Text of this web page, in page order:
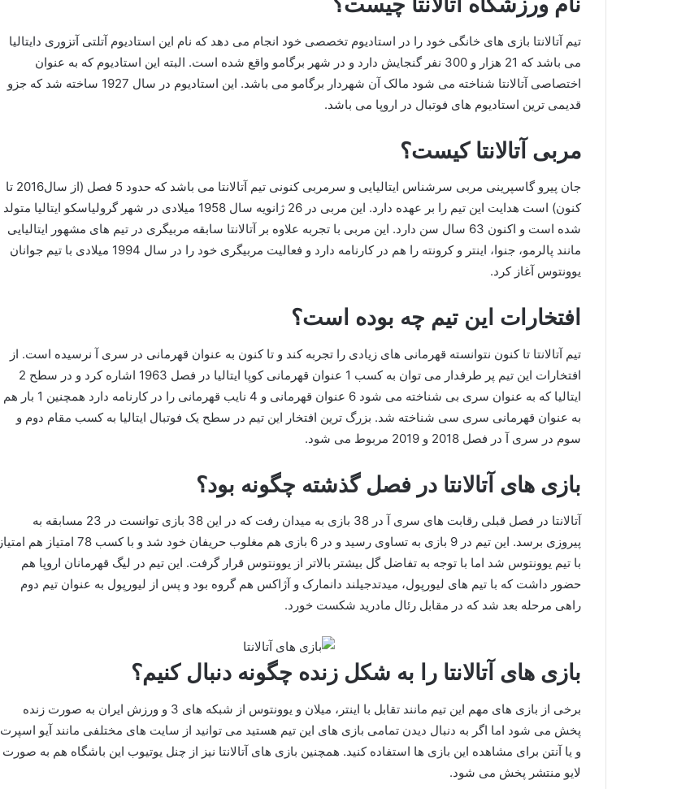
تیم آتالانتا بازی های خانگی خود را در استادیوم تخصصی خود انجام می دهد که نام این استادیوم آتلتی آتزوری دایتالیا
می باشد که 21 هزار و 300 نفر گنجایش دارد و در شهر برگامو واقع شده است. البته این استادیوم که به عنوان
اختصاصی آتالانتا شناخته می شود مالک آن شهردار برگامو می باشد. این استادیوم در سال 1927 ساخته شد که جزو
قدیمی ترین استادیوم های فوتبال در اروپا می باشد.
مربی آتالانتا کیست؟
جان پیرو گاسپرینی مربی سرشناس ایتالیایی و سرمربی کنونی تیم آتالانتا می باشد که حدود 5 فصل (از سال2016 تا
کنون) است هدایت این تیم را بر عهده دارد. این مربی در 26 ژانویه سال 1958 میلادی در شهر گرولیاسکو ایتالیا متولد
شده است و اکنون 63 سال سن دارد. این مربی با تجربه علاوه بر آتالانتا سابقه مربیگری در تیم های مشهور ایتالیایی
مانند پالرمو، جنوا، اینتر و کرونته را هم در کارنامه دارد و فعالیت مربیگری خود را در سال 1994 میلادی با تیم جوانان
یوونتوس آغاز کرد.
افتخارات این تیم چه بوده است؟
تیم آتالانتا تا کنون نتوانسته قهرمانی های زیادی را تجربه کند و تا کنون به عنوان قهرمانی در سری آ نرسیده است. از
افتخارات این تیم پر طرفدار می توان به کسب 1 عنوان قهرمانی کوپا ایتالیا در فصل 1963 اشاره کرد و در سطح 2
ایتالیا که به عنوان سری بی شناخته می شود 6 عنوان قهرمانی و 4 نایب قهرمانی را در کارنامه دارد همچنین 1 بار هم
به عنوان قهرمانی سری سی شناخته شد. بزرگ ترین افتخار این تیم در سطح یک فوتبال ایتالیا به کسب مقام دوم و
سوم در سری آ در فصل 2018 و 2019 مربوط می شود.
بازی های آتالانتا در فصل گذشته چگونه بود؟
آتالانتا در فصل قبلی رقابت های سری آ در 38 بازی به میدان رفت که در این 38 بازی توانست در 23 مسابقه به
پیروزی برسد. این تیم در 9 بازی به تساوی رسید و در 6 بازی هم مغلوب حریفان خود شد و با کسب 78 امتیاز هم امتیاز
با تیم یوونتوس شد اما با توجه به تفاضل گل بیشتر بالاتر از یوونتوس قرار گرفت. این تیم در لیگ قهرمانان اروپا هم
حضور داشت که با تیم های لیورپول، میدتدجیلند دانمارک و آژاکس هم گروه بود و پس از لیورپول به عنوان تیم دوم
راهی مرحله بعد شد که در مقابل رئال مادرید شکست خورد.
بازی های آتالانتا را به شکل زنده چگونه دنبال کنیم؟
برخی از بازی های مهم این تیم مانند تقابل با اینتر، میلان و یوونتوس از شبکه های 3 و ورزش ایران به صورت زنده
پخش می شود اما اگر به دنبال دیدن تمامی بازی های این تیم هستید می توانید از سایت های مختلفی مانند آیو اسپرت
و یا آنتن برای مشاهده این بازی ها استفاده کنید. همچنین بازی های آتالانتا نیز از چنل یوتیوب این باشگاه هم به صورت
لایو منتشر پخش می شود.